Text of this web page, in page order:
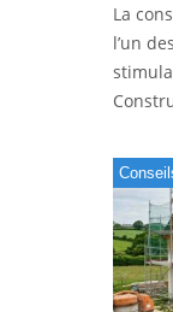
La
l’un